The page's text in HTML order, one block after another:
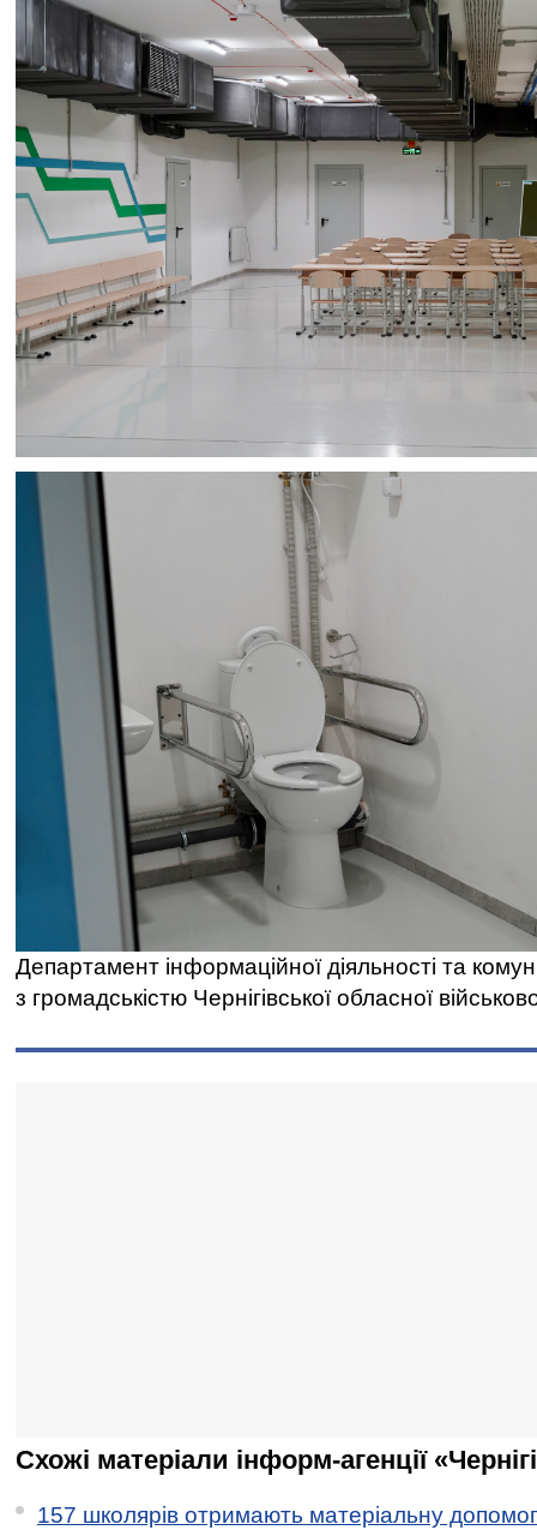
Департамент інформаційної діяльності та
з громадськістю Чернігівської обласної
Схожі матеріали інформ-агенції
157 школярів отримають матеріальну